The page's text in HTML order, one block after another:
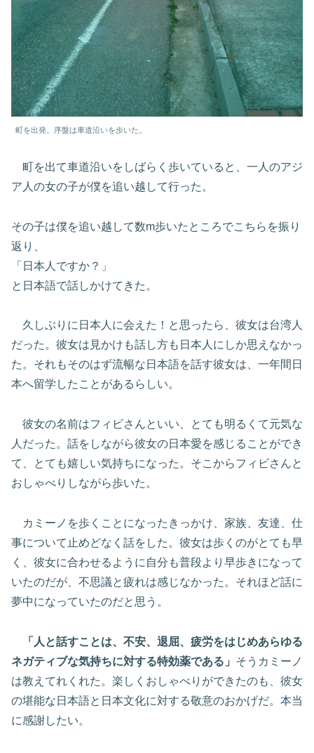
町を出発。序盤は車道沿いを歩いた。
町を出て車道沿いをしばらく歩いていると、一人のアジ
ア人の女の子が僕を追い越して行った。
その子は僕を追い越して数m歩いたところでこちらを振り
返り、
「日本人ですか？」
と日本語で話しかけてきた。
久しぶりに日本人に会えた！と思ったら、彼女は台湾人
だった。彼女は見かけも話し方も日本人にしか思えなかっ
た。それもそのはず流暢な日本語を話す彼女は、一年間日
本へ留学したことがあるらしい。
彼女の名前はフィビさんといい、とても明るくて元気な
人だった。話をしながら彼女の日本愛を感じることができ
て、とても嬉しい気持ちになった。そこからフィビさんと
おしゃべりしながら歩いた。
カミーノを歩くことになったきっかけ、家族、友達、仕
事について止めどなく話をした。彼女は歩くのがとても早
く、彼女に合わせるように自分も普段より早歩きになって
いたのだが、不思議と疲れは感じなかった。それほど話に
夢中になっていたのだと思う。
「人と話すことは、不安、退屈、疲労をはじめあらゆる
ネガティブな気持ちに対する特効薬である」 そうカミーノ
は教えてれくれた。楽しくおしゃべりができたのも、彼女
の堪能な日本語と日本文化に対する敬意のおかげだ。本当
に感謝したい。